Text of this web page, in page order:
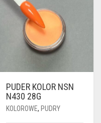
PUDER KOLOR NSN
N430 28G
KOLOROWE, PUDRY